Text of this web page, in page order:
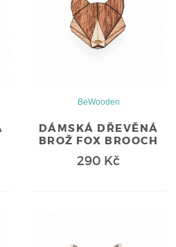
BeWooden
DÁMSKÁ DŘEVĚNÁ
BROŽ FOX BROOCH
290 Kč